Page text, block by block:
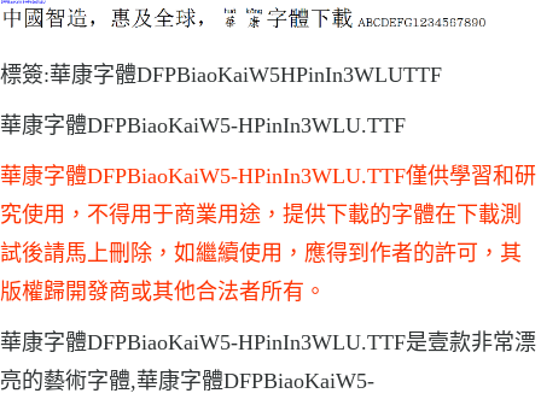
標簽:華康字體DFPBiaoKaiW5HPinIn3WLUTTF
華康字體DFPBiaoKaiW5-HPinIn3WLU.TTF
華康字體DFPBiaoKaiW5-HPinIn3WLU.TTF僅供學習和研
究使用，不得用于商業用途，提供下載的字體在下載測
試後請馬上刪除，如繼續使用，應得到作者的許可，其
版權歸開發商或其他合法者所有。
華康字體DFPBiaoKaiW5-HPinIn3WLU.TTF是壹款非常漂
亮的藝術字體,華康字體DFPBiaoKaiW5-